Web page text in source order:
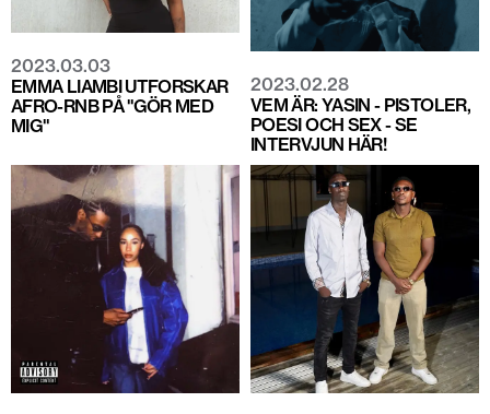
2023.03.03
EMMA LIAMBI UTFORSKAR
AFRO-RNB PÅ "GÖR MED
MIG"
2023.02.28
VEM ÄR: YASIN - PISTOLER,
POESI OCH SEX - SE
INTERVJUN HÄR!